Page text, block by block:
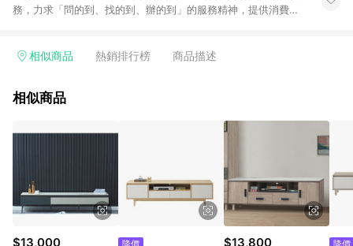
務，力求「問的到、找的到、辦的到」的服務精神，提供消費者
客找到居家修繕、佈置或裝潢時所需；另外，在各家分店內規劃
等各方面進行整合，提升服務質感，期望每一位來店顧客，能輕
結帳流程(Easy to buy)、每次到「特力屋」購物都能得到新的啟
相似商品 熱銷排行榜 商品描述
相似商品
$13,000 降價 $13,800 降價